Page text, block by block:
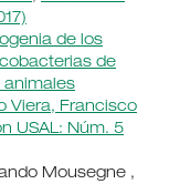
de los
de
animales
Viera, Francisco
USAL: Núm. 5
Mousegne ,